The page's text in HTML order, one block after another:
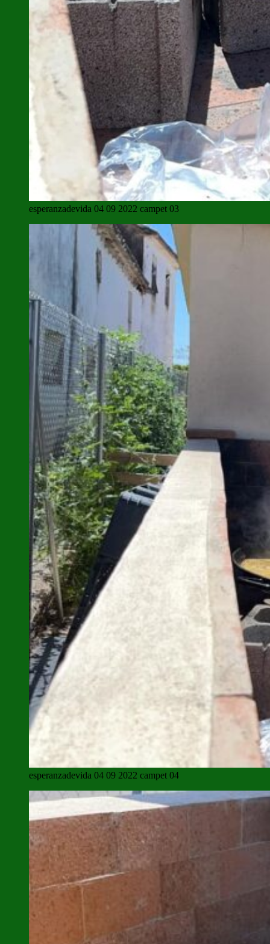
esperanzadevida 04 09 2022 campet 03
esperanzadevida 04 09 2022 campet 04